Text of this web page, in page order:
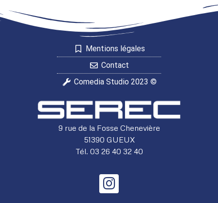
Mentions légales
Contact
Comedia Studio 2023 ©
9 rue de la Fosse Chenevière
51390 GUEUX
Tél. 03 26 40 32 40